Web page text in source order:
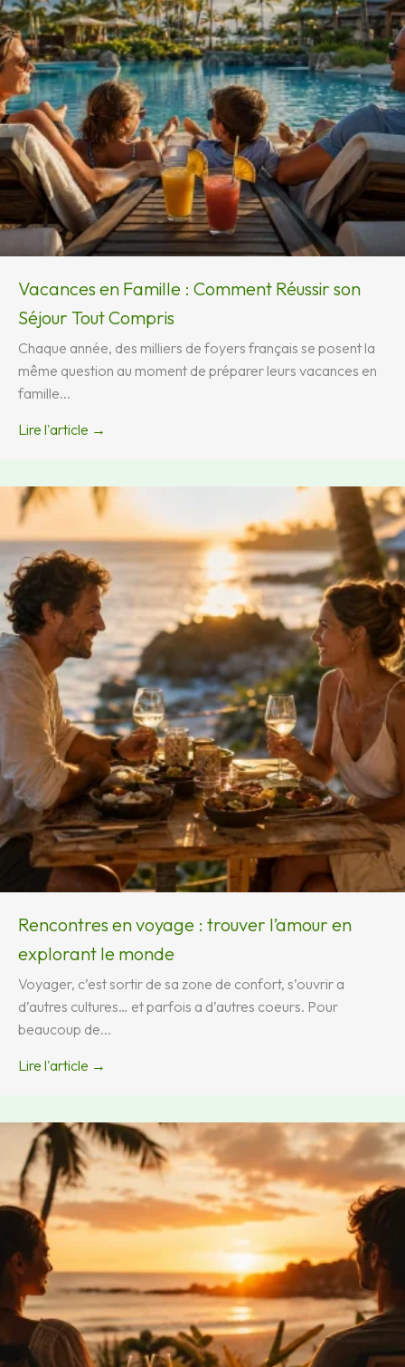
Vacances en Famille : Comment Réussir son
Séjour Tout Compris
Chaque année, des milliers de foyers français se posent la
même question au moment de préparer leurs vacances en
famille...
Lire l'article →
Rencontres en voyage : trouver l’amour en
explorant le monde
Voyager, c’est sortir de sa zone de confort, s’ouvrir a
d’autres cultures… et parfois a d’autres coeurs. Pour
beaucoup de...
Lire l'article →